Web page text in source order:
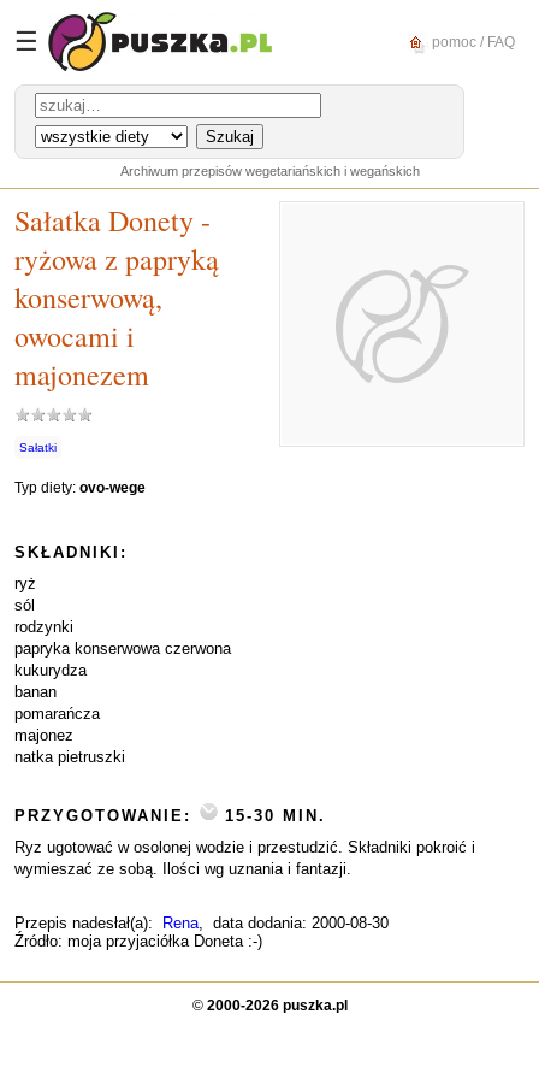
☰ pomoc / FAQ
Archiwum przepisów wegetariańskich i wegańskich
Sałatka Donety -
ryżowa z papryką
konserwową,
owocami i
majonezem
Sałatki
Typ diety: ovo-wege
SKŁADNIKI:
ryż
sól
rodzynki
papryka konserwowa czerwona
kukurydza
banan
pomarańcza
majonez
natka pietruszki
PRZYGOTOWANIE:
15-30 MIN.
Ryz ugotować w osolonej wodzie i przestudzić. Składniki pokroić i
wymieszać ze sobą. Ilości wg uznania i fantazji.
Przepis nadesłał(a): Rena, data dodania: 2000-08-30
Źródło: moja przyjaciółka Doneta :-)
© 2000-2026 puszka.pl